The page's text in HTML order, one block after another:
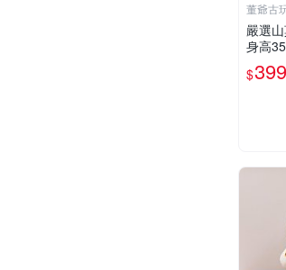
董爺古
嚴選
身高
收藏
玩偶
$399